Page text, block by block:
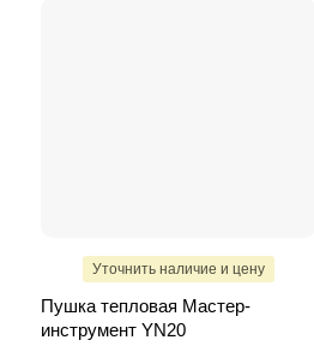
Уточнить наличие и цену
Пушка тепловая Мастер-
инструмент YN20